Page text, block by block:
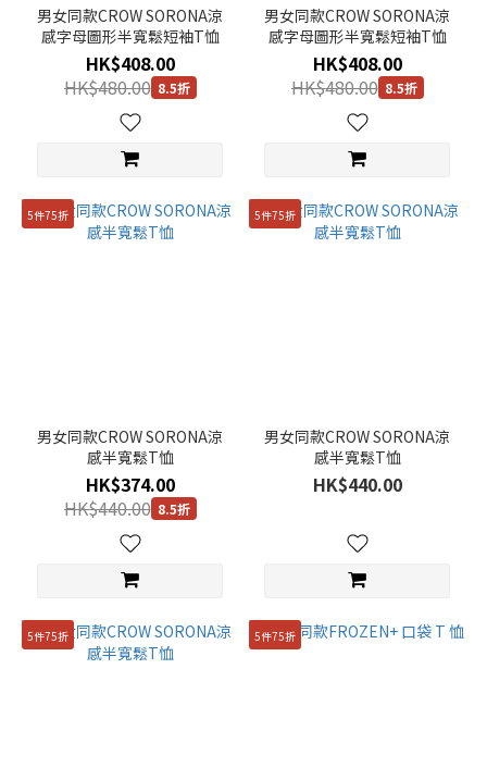
男女同款CROW SORONA涼
感字母圖形半寬鬆短袖T恤
HK$408.00
HK$480.00 8.5折
男女同款CROW SORONA涼
感字母圖形半寬鬆短袖T恤
HK$408.00
HK$480.00 8.5折
5件75折
男女同款CROW SORONA涼
感半寬鬆T恤
HK$374.00
HK$440.00 8.5折
5件75折
男女同款CROW SORONA涼
感半寬鬆T恤
HK$440.00
5件75折 5件75折